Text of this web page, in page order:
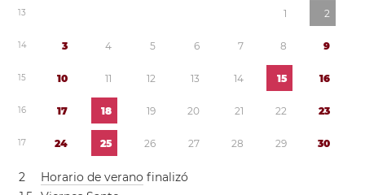
13 1 2
14 3 4 5 6 7 8 9
15 10 11 12 13 14 15 16
16 17 18 19 20 21 22 23
17 24 25 26 27 28 29 30
2 Horario de verano finalizó